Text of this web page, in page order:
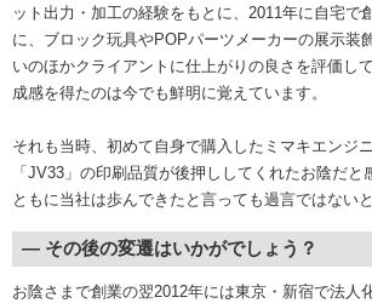
ット出力・加工の経験をもとに、2011年に自宅で
に、ブロック玩具やPOPパーツメーカーの展示装
いのほかクライアントに仕上がりの良さを評価し
成感を得たのは今でも鮮明に覚えています。
それも当時、初めて自身で購入したミマキエンジ
「JV33」の印刷品質が後押ししてくれたお陰だと
ともに当社は歩んできたと言っても過言ではない
― その後の変遷はいかがでしょう？
お陰さまで創業の翌2012年には東京・新宿で法人